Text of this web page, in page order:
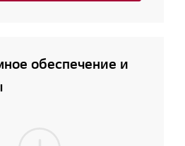
обеспечение и